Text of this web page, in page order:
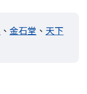
、 金石堂 、 天下